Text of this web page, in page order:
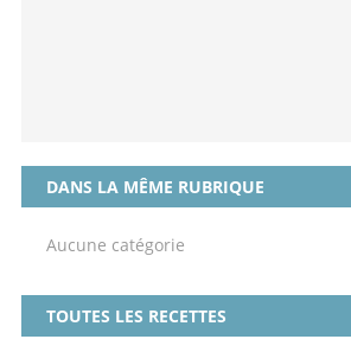
DANS LA MÊME RUBRIQUE
Aucune catégorie
TOUTES LES RECETTES